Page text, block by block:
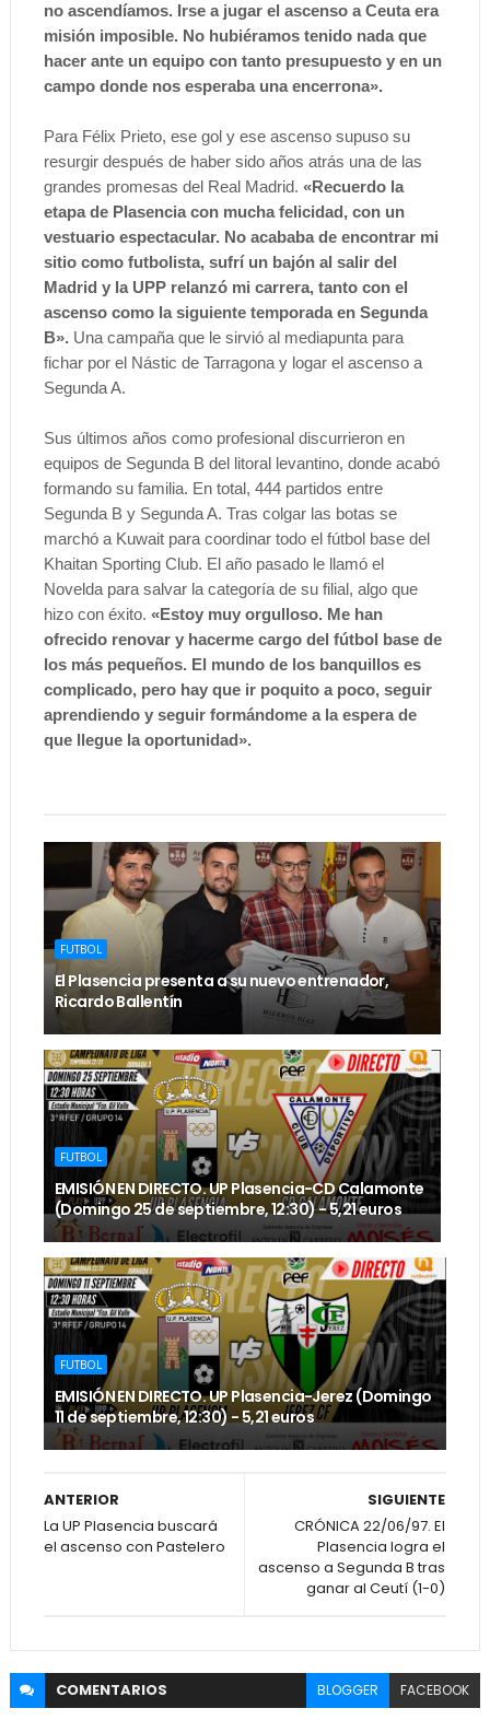
no ascendíamos. Irse a jugar el ascenso a Ceuta era
misión imposible. No hubiéramos tenido nada que
hacer ante un equipo con tanto presupuesto y en un
campo donde nos esperaba una encerrona».
Para Félix Prieto, ese gol y ese ascenso supuso su
resurgir después de haber sido años atrás una de las
grandes promesas del Real Madrid. «Recuerdo la
etapa de Plasencia con mucha felicidad, con un
vestuario espectacular. No acababa de encontrar mi
sitio como futbolista, sufrí un bajón al salir del
Madrid y la UPP relanzó mi carrera, tanto con el
ascenso como la siguiente temporada en Segunda
B». Una campaña que le sirvió al mediapunta para
fichar por el Nástic de Tarragona y logar el ascenso a
Segunda A.
Sus últimos años como profesional discurrieron en
equipos de Segunda B del litoral levantino, donde acabó
formando su familia. En total, 444 partidos entre
Segunda B y Segunda A. Tras colgar las botas se
marchó a Kuwait para coordinar todo el fútbol base del
Khaitan Sporting Club. El año pasado le llamó el
Novelda para salvar la categoría de su filial, algo que
hizo con éxito. «Estoy muy orgulloso. Me han
ofrecido renovar y hacerme cargo del fútbol base de
los más pequeños. El mundo de los banquillos es
complicado, pero hay que ir poquito a poco, seguir
aprendiendo y seguir formándome a la espera de
que llegue la oportunidad».
FUTBOL
El Plasencia presenta a su nuevo entrenador,
Ricardo Ballentín
FUTBOL
EMISIÓN EN DIRECTO. UP Plasencia-CD Calamonte
(Domingo 25 de septiembre, 12:30) - 5,21 euros
FUTBOL
EMISIÓN EN DIRECTO. UP Plasencia-Jerez (Domingo
11 de septiembre, 12:30) - 5,21 euros
SIGUIENTE
CRÓNICA 22/06/97. El
Plasencia logra el
ascenso a Segunda B tras
ganar al Ceutí (1-0)
ANTERIOR
La UP Plasencia buscará
el ascenso con Pastelero
COMENTARIOS BLOGGER FACEBOOK